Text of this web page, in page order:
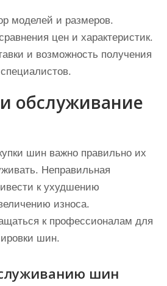
моделей и размеров.
цен и характеристик.
и возможность получения
обслуживание
шин важно правильно их
Неправильная
к ухудшению
износа.
к профессионалам для
шин.
шин